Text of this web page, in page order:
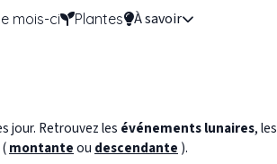
mois-ci Plantes À savoir
jour. Retrouvez les événements lunaires, les
montanteou descendante ).